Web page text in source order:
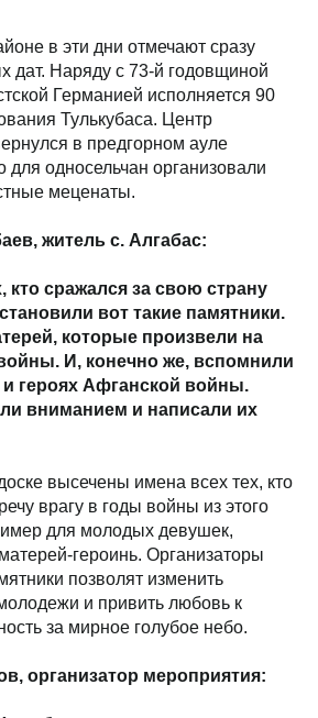
в эти дни отмечают сразу
дат. Наряду с 73-й годовщиной
Германией исполняется 90
Тулькубаса. Центр
в предгорном ауле
для односельчан организовали
меценаты.
житель с. Алгабас:
кто сражался за свою страну
вот такие памятники.
которые произвели на
И, конечно же, вспомнили
героях Афганской войны.
вниманием и написали их
высечены имена всех тех, кто
врагу в годы войны из этого
для молодых девушек,
героинь. Организаторы
позволят изменить
и привить любовь к
за мирное голубое небо.
организатор мероприятия: